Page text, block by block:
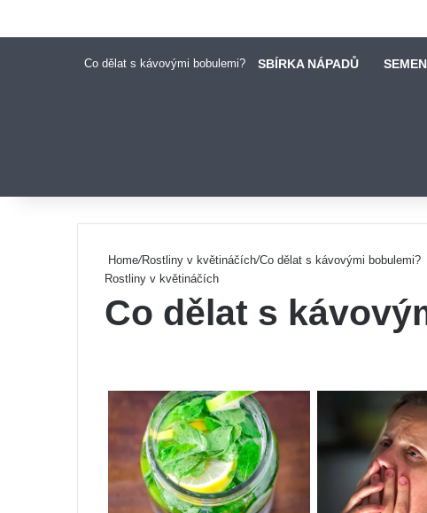
Co dělat s kávovými bobulemi? SBÍRKA NÁPADŮ
Home/Rostliny v květináčích/Co dělat s kávovými bobulemi?
Rostliny v květináčích
Co dělat s